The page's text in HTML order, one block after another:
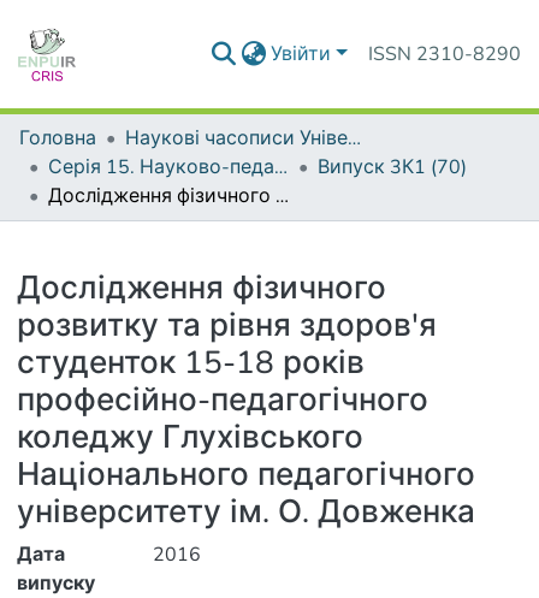
Увійти ISSN 2310-8290
Головна
Наукові часописи Університету
Серія 15. Науково-педагогічні проблеми фізичної культури (фізична культура і спорт)
Випуск 3К1 (70)
Дослідження фізичного розвитку та рівня здоров'я студенток 15-18 років професійно-педагогічного коледжу Глухівського Національного педагогічного університету ім. О. Довженка
Дослідження фізичного
розвитку та рівня здоров'я
студенток 15-18 років
професійно-педагогічного
коледжу Глухівського
Національного педагогічного
університету ім. О. Довженка
Дата
випуску
2016